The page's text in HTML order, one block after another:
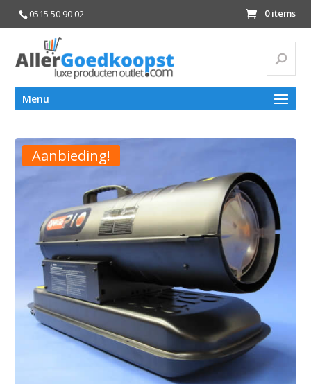
0515 50 90 02 0 items
naar:
Menu
Aanbieding!